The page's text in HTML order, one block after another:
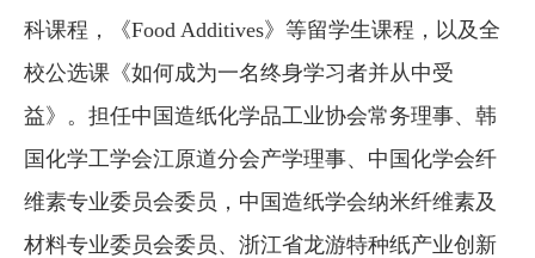
科课程，《Food Additives》等留学生课程，以及全
校公选课《如何成为一名终身学习者并从中受
益》。担任中国造纸化学品工业协会常务理事、韩
国化学工学会江原道分会产学理事、中国化学会纤
维素专业委员会委员，中国造纸学会纳米纤维素及
材料专业委员会委员、浙江省龙游特种纸产业创新